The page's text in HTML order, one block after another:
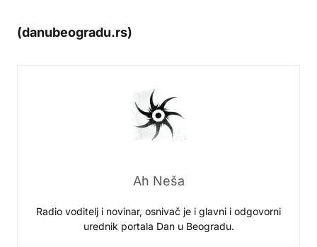
(danubeogradu.rs)
Ah Neša
Radio voditelj i novinar, osnivač je i glavni i odgovorni
urednik portala Dan u Beogradu.